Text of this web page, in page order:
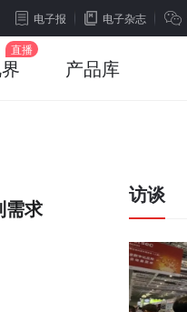
电子报 电子杂志
产品库
需求
访谈